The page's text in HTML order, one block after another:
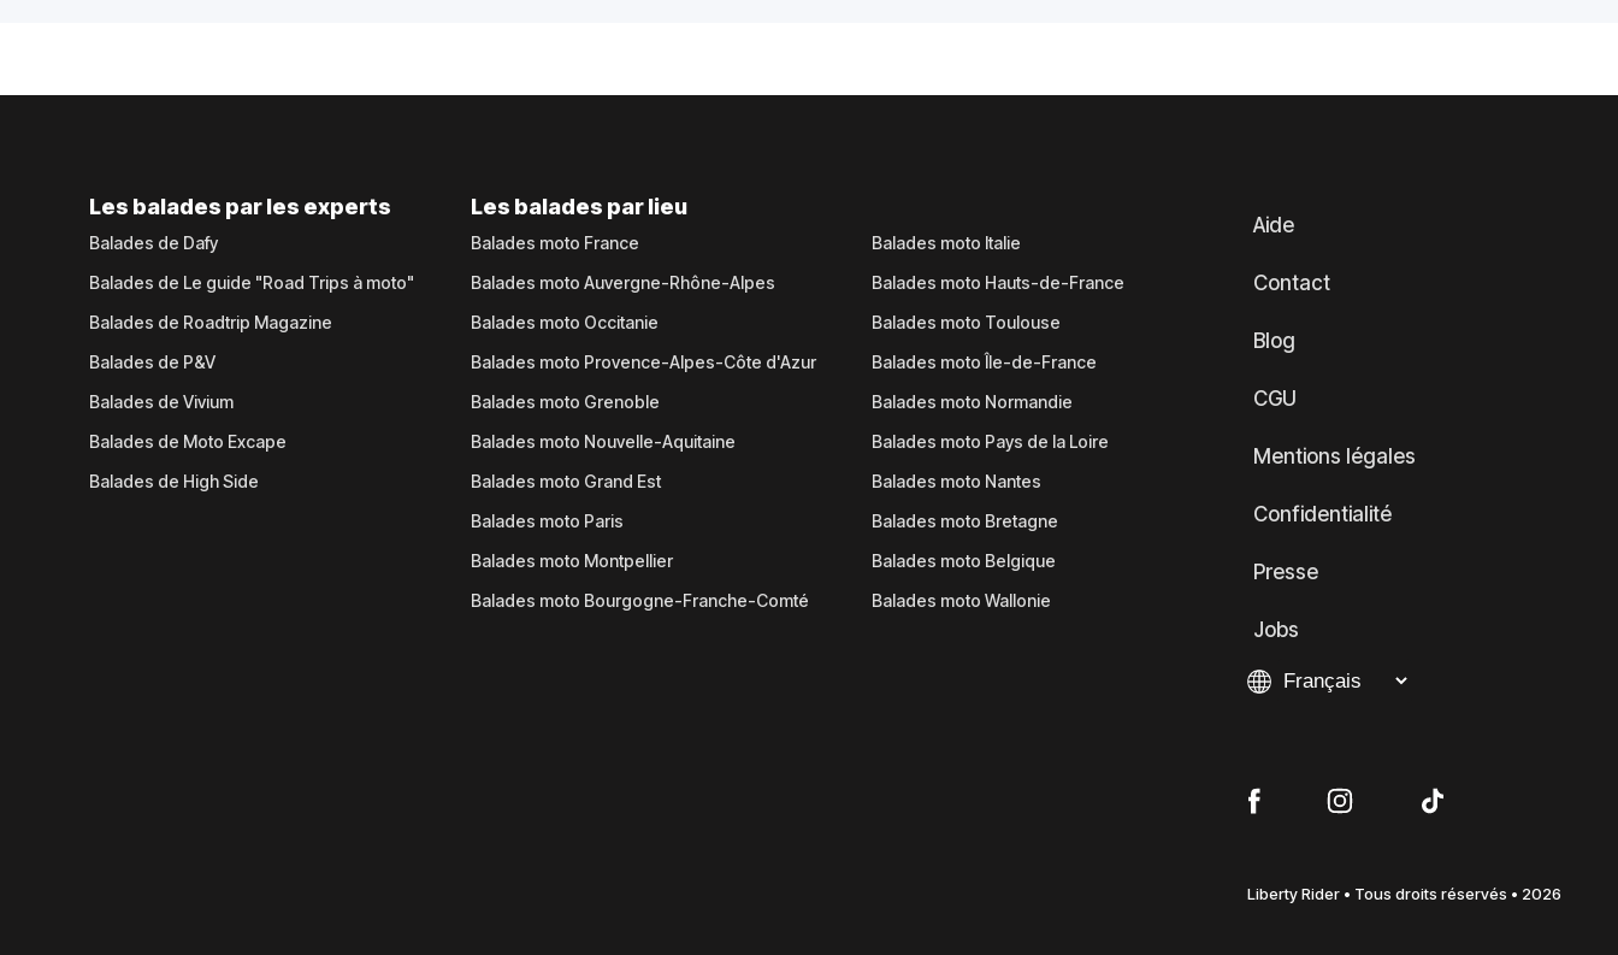
Les balades par les experts
Balades de Dafy
Balades de Le guide "Road Trips à moto"
Balades de Roadtrip Magazine
Balades de P&V
Balades de Vivium
Balades de Moto Excape
Balades de High Side
Les balades par lieu
Balades moto France
Balades moto Auvergne-Rhône-Alpes
Balades moto Occitanie
Balades moto Provence-Alpes-Côte d'Azur
Balades moto Grenoble
Balades moto Nouvelle-Aquitaine
Balades moto Grand Est
Balades moto Paris
Balades moto Montpellier
Balades moto Bourgogne-Franche-Comté
Balades moto Italie
Balades moto Hauts-de-France
Balades moto Toulouse
Balades moto Île-de-France
Balades moto Normandie
Balades moto Pays de la Loire
Balades moto Nantes
Balades moto Bretagne
Balades moto Belgique
Balades moto Wallonie
Aide
Contact
Blog
CGU
Mentions légales
Confidentialité
Presse
Jobs
Liberty Rider • Tous droits réservés • 2026